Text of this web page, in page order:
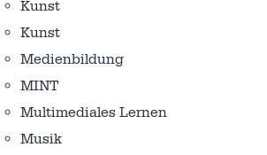
Kunst
Kunst
Medienbildung
MINT
Multimediales Lernen
Musik